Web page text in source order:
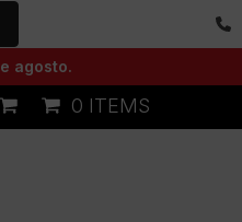
agosto.
0 ITEMS